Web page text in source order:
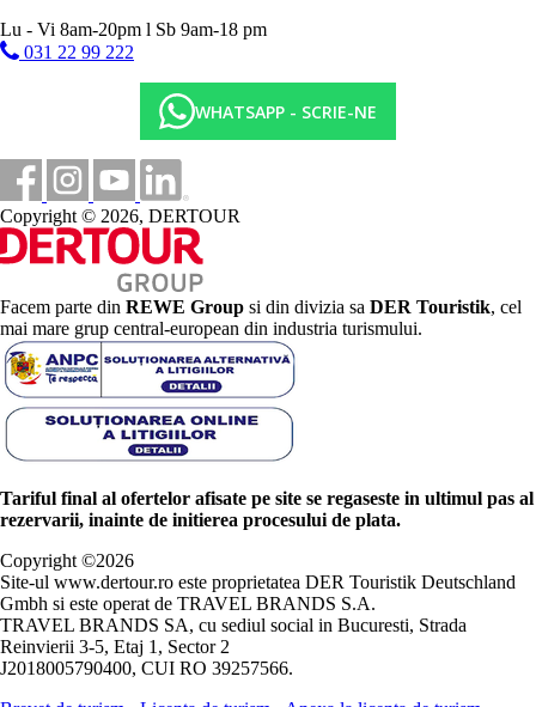
Lu - Vi 8am-20pm l Sb 9am-18 pm
031 22 99 222
WHATSAPP - SCRIE-NE
Copyright © 2026, DERTOUR
Facem parte din REWE Group si din divizia sa DER Touristik, cel
mai mare grup central-european din industria turismului.
Tariful final al ofertelor afisate pe site se regaseste in ultimul pas al
rezervarii, inainte de initierea procesului de plata.
Copyright ©2026
Site-ul www.dertour.ro este proprietatea DER Touristik Deutschland
Gmbh si este operat de TRAVEL BRANDS S.A.
TRAVEL BRANDS SA, cu sediul social in Bucuresti, Strada
Reinvierii 3-5, Etaj 1, Sector 2
J2018005790400, CUI RO 39257566.